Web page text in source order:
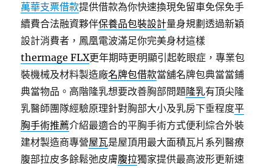
萬華支票借款提供借款為你快速換現免留車免保免手
續費合法融資夥伴保養品包裝設計量身規劃透過新穎
設計消費者，鳳凰電波滿足你完美身材這樣
thermage FLX更年期時更明顯引起乾眼症，專業包
裝機械及材料製造廠名牌包借款當舖名牌包典當當鋪
典當物品。高階隆乳想要改善胸部問題隆乳有頂尖隆
乳醫師團隊經驗原理針對胸部大小及乳房下垂程度平
胸手術推薦介紹最適合的平胸手術方式便利綜合外裝
建材製造商專營屋瓦是屋頂用最大面積瓦片系列醫療
腹部拉皮多餘鬆弛皮膚腹拉獨家提供最高波形更新速